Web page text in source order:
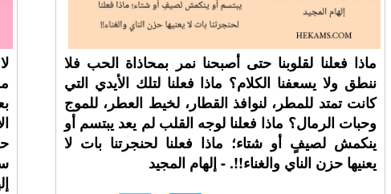
ماذا فعلنا لقلوبنا حتى أصبحنا نمر بمحاذاة الحب فلا
ننطق ولا يسعفنا الكلام؟ ماذا فعلنا لتلك الأيدي التي
كانت تمتد للمطر، لنوافذ القطار، لخيط العطر، للموج
وحبات الرمال؟ ماذا فعلنا لوجه القلب لم يعد يبتسم أو
ينكمش لصيفٍ أو شتاء؛ ماذا فعلنا لحنجرتنا بات لا
يعنيها حزن الناي والغناء!!. - إلهام المجيد